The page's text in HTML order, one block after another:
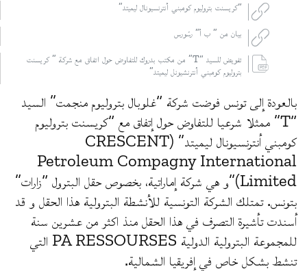
“كريسنت بتروليوم كومبني أنترنسيونال ليميتد”
بيان من ” ب أ” رسّورس
تفويض للسيد “T” من مكتب بدروك للتفاوض حول اتفاق مع شركة ” كريسنت
بتروليوم كومبني أنترنشيونل ليميتد”
بالعودة إلى تونس فوضت شركة “غلوبال بتروليوم منجمت” السيد
“T” ممثلا شرعيا للتفاوض حول إتفاق مع “كريسنت بتروليوم
كومبني أنترنسيونال ليميتد” (CRESCENT
Petroleum Compagny International
Limited)”و هي شركة إماراتية، بخصوص حقل البترول “زارات”
بتونس. تمتلك الشركة التونسية للأنشطة البترولية هذا الحقل و قد
أسندت تأشيرة التصرف في هذا الحقل منذ اكثر من عشرين سنة
للمجموعة البترولية الدولية PA RESSOURSES التي
تنشط بشكل خاص في إفريقيا الشمالية.